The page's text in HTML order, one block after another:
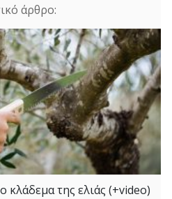
κλάδεμα της ελιάς (+video)